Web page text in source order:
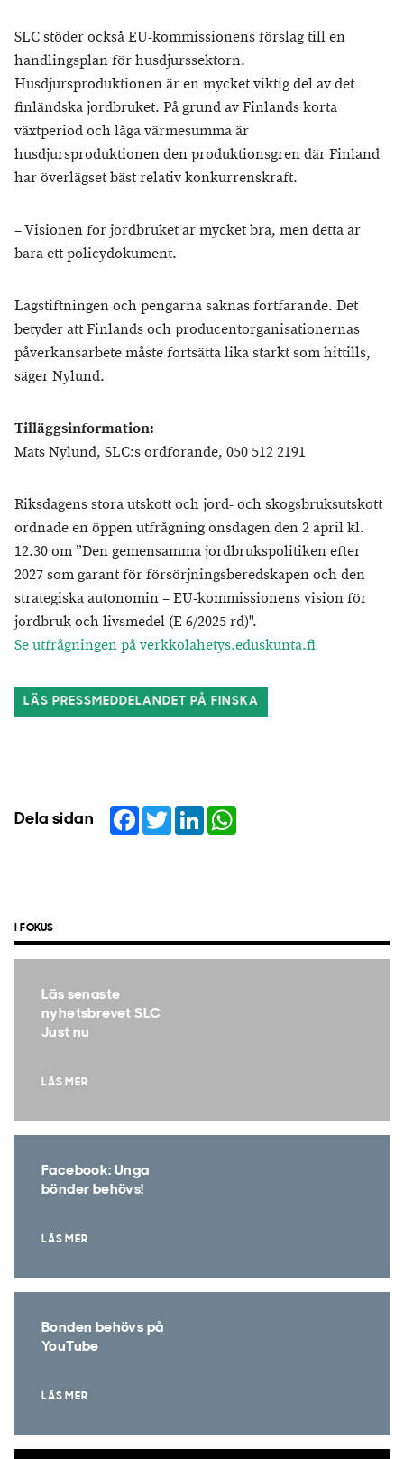
SLC stöder också EU-kommissionens förslag till en
handlingsplan för husdjurssektorn.
Husdjursproduktionen är en mycket viktig del av det
finländska jordbruket. På grund av Finlands korta
växtperiod och låga värmesumma är
husdjursproduktionen den produktionsgren där Finland
har överlägset bäst relativ konkurrenskraft.
– Visionen för jordbruket är mycket bra, men detta är
bara ett policydokument.
Lagstiftningen och pengarna saknas fortfarande. Det
betyder att Finlands och producentorganisationernas
påverkansarbete måste fortsätta lika starkt som hittills,
säger Nylund.
Tilläggsinformation:
Mats Nylund, SLC:s ordförande, 050 512 2191
Riksdagens stora utskott och jord- och skogsbruksutskott
ordnade en öppen utfrågning onsdagen den 2 april kl.
12.30 om ”Den gemensamma jordbrukspolitiken efter
2027 som garant för försörjningsberedskapen och den
strategiska autonomin – EU-kommissionens vision för
jordbruk och livsmedel (E 6/2025 rd)".
Se utfrågningen på verkkolahetys.eduskunta.fi
LÄS PRESSMEDDELANDET PÅ FINSKA
Dela sidan Facebook
TwitterLinkedIn
I FOKUS
Läs senaste
nyhetsbrevet SLC
Just nu
LÄS MER
Facebook: Unga
bönder behövs!
LÄS MER
Bonden behövs på
YouTube
LÄS MER